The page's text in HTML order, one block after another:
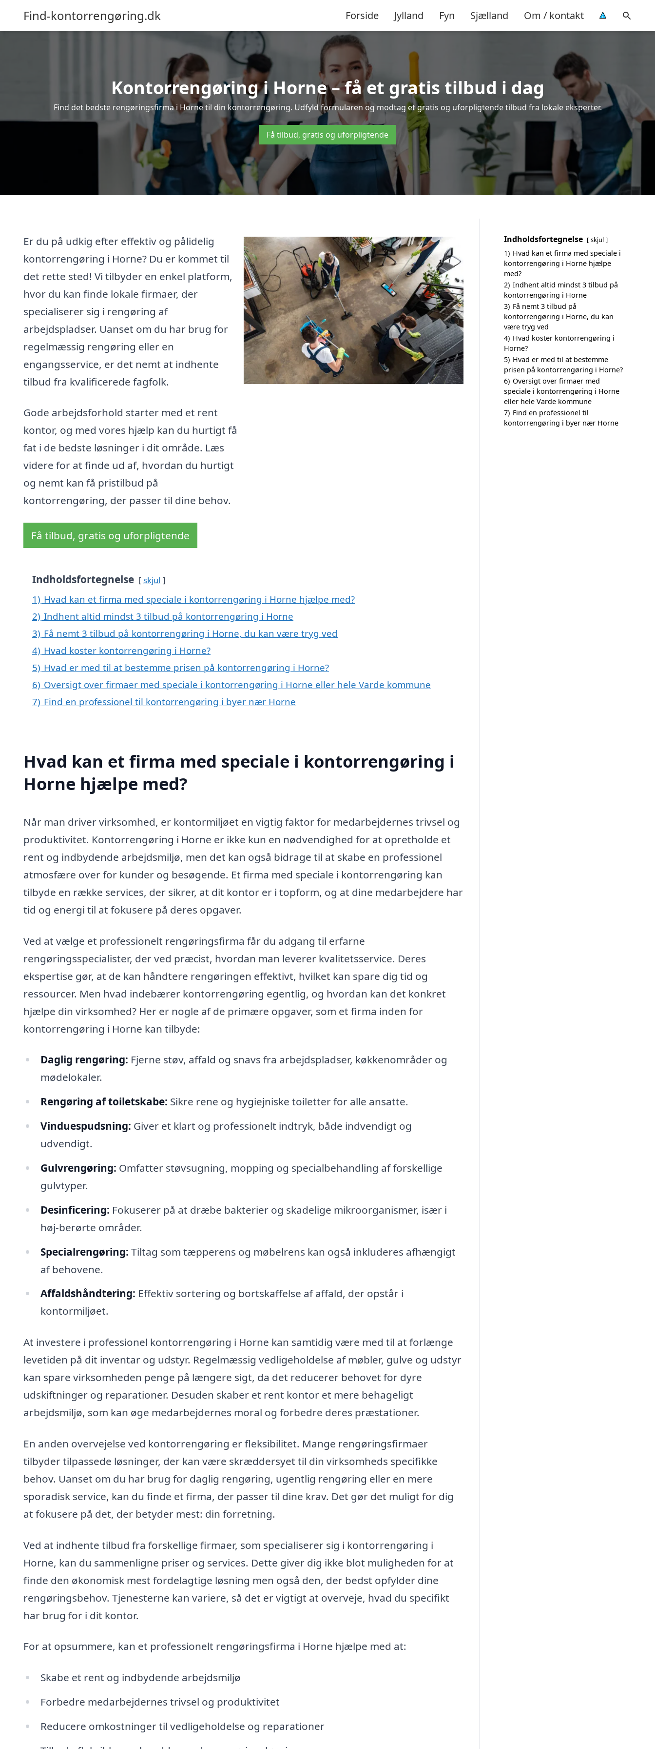
Find-kontorrengøring.dk Forside Jylland Fyn Sjælland Om / kontakt
Kontorrengøring i Horne – få et gratis tilbud i dag
Find det bedste rengøringsfirma i Horne til din kontorrengøring. Udfyld formularen og modtag et gratis og uforpligtende tilbud fra lokale eksperter.
Få tilbud, gratis og uforpligtende
Er du på udkig efter effektiv og pålidelig
kontorrengøring i Horne? Du er kommet til
det rette sted! Vi tilbyder en enkel platform,
hvor du kan finde lokale firmaer, der
specialiserer sig i rengøring af
arbejdspladser. Uanset om du har brug for
regelmæssig rengøring eller en
engangsservice, er det nemt at indhente
tilbud fra kvalificerede fagfolk.
Gode arbejdsforhold starter med et rent
kontor, og med vores hjælp kan du hurtigt få
fat i de bedste løsninger i dit område. Læs
videre for at finde ud af, hvordan du hurtigt
og nemt kan få pristilbud på
kontorrengøring, der passer til dine behov.
Få tilbud, gratis og uforpligtende
Indholdsfortegnelse skjul
1) Hvad kan et firma med speciale i kontorrengøring i Horne hjælpe med?
2) Indhent altid mindst 3 tilbud på kontorrengøring i Horne
3) Få nemt 3 tilbud på kontorrengøring i Horne, du kan være tryg ved
4) Hvad koster kontorrengøring i Horne?
5) Hvad er med til at bestemme prisen på kontorrengøring i Horne?
6) Oversigt over firmaer med speciale i kontorrengøring i Horne eller hele Varde kommune
7) Find en professionel til kontorrengøring i byer nær Horne
Hvad kan et firma med speciale i kontorrengøring i
Horne hjælpe med?
Når man driver virksomhed, er kontormiljøet en vigtig faktor for medarbejdernes trivsel og
produktivitet. Kontorrengøring i Horne er ikke kun en nødvendighed for at opretholde et
rent og indbydende arbejdsmiljø, men det kan også bidrage til at skabe en professionel
atmosfære over for kunder og besøgende. Et firma med speciale i kontorrengøring kan
tilbyde en række services, der sikrer, at dit kontor er i topform, og at dine medarbejdere har
tid og energi til at fokusere på deres opgaver.
Ved at vælge et professionelt rengøringsfirma får du adgang til erfarne
rengøringsspecialister, der ved præcist, hvordan man leverer kvalitetsservice. Deres
ekspertise gør, at de kan håndtere rengøringen effektivt, hvilket kan spare dig tid og
ressourcer. Men hvad indebærer kontorrengøring egentlig, og hvordan kan det konkret
hjælpe din virksomhed? Her er nogle af de primære opgaver, som et firma inden for
kontorrengøring i Horne kan tilbyde:
Daglig rengøring: Fjerne støv, affald og snavs fra arbejdspladser, køkkenområder og
mødelokaler.
Rengøring af toiletskabe: Sikre rene og hygiejniske toiletter for alle ansatte.
Vinduespudsning: Giver et klart og professionelt indtryk, både indvendigt og
udvendigt.
Gulvrengøring: Omfatter støvsugning, mopping og specialbehandling af forskellige
gulvtyper.
Desinficering: Fokuserer på at dræbe bakterier og skadelige mikroorganismer, især i
høj-berørte områder.
Specialrengøring: Tiltag som tæpperens og møbelrens kan også inkluderes afhængigt
af behovene.
Affaldshåndtering: Effektiv sortering og bortskaffelse af affald, der opstår i
kontormiljøet.
At investere i professionel kontorrengøring i Horne kan samtidig være med til at forlænge
levetiden på dit inventar og udstyr. Regelmæssig vedligeholdelse af møbler, gulve og udstyr
kan spare virksomheden penge på længere sigt, da det reducerer behovet for dyre
udskiftninger og reparationer. Desuden skaber et rent kontor et mere behageligt
arbejdsmiljø, som kan øge medarbejdernes moral og forbedre deres præstationer.
En anden overvejelse ved kontorrengøring er fleksibilitet. Mange rengøringsfirmaer
tilbyder tilpassede løsninger, der kan være skræddersyet til din virksomheds specifikke
behov. Uanset om du har brug for daglig rengøring, ugentlig rengøring eller en mere
sporadisk service, kan du finde et firma, der passer til dine krav. Det gør det muligt for dig
at fokusere på det, der betyder mest: din forretning.
Ved at indhente tilbud fra forskellige firmaer, som specialiserer sig i kontorrengøring i
Horne, kan du sammenligne priser og services. Dette giver dig ikke blot muligheden for at
finde den økonomisk mest fordelagtige løsning men også den, der bedst opfylder dine
rengøringsbehov. Tjenesterne kan variere, så det er vigtigt at overveje, hvad du specifikt
har brug for i dit kontor.
For at opsummere, kan et professionelt rengøringsfirma i Horne hjælpe med at:
Skabe et rent og indbydende arbejdsmiljø
Forbedre medarbejdernes trivsel og produktivitet
Reducere omkostninger til vedligeholdelse og reparationer
Indholdsfortegnelse skjul
1) Hvad kan et firma med speciale i
kontorrengøring i Horne hjælpe
med?
2) Indhent altid mindst 3 tilbud på
kontorrengøring i Horne
3) Få nemt 3 tilbud på
kontorrengøring i Horne, du kan
være tryg ved
4) Hvad koster kontorrengøring i
Horne?
5) Hvad er med til at bestemme
prisen på kontorrengøring i Horne?
6) Oversigt over firmaer med
speciale i kontorrengøring i Horne
eller hele Varde kommune
7) Find en professionel til
kontorrengøring i byer nær Horne